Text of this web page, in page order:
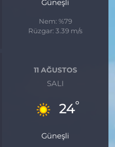
Güneşli
Nem: %79
Rüzgar: 3.39 m/s
11 AĞUSTOS
SALI
24°
Güneşli